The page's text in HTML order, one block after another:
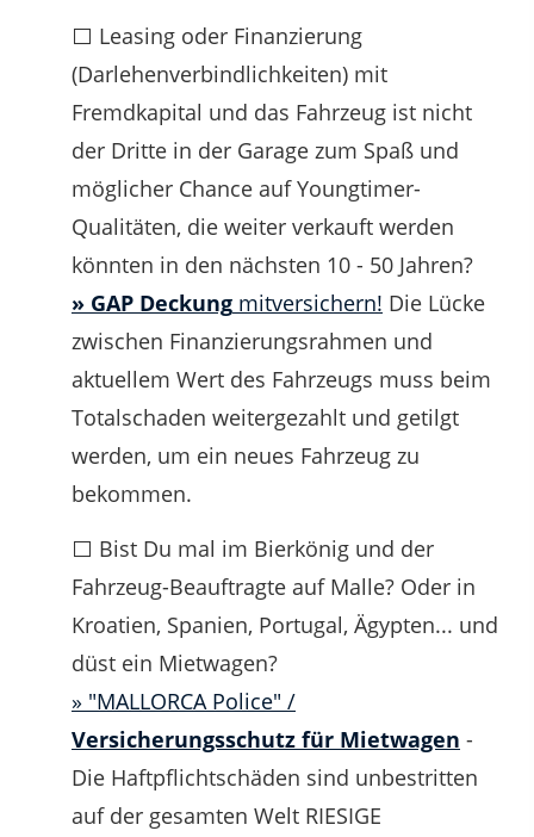
⬜ Leasing oder Finanzierung
(Darlehenverbindlichkeiten) mit
Fremdkapital und das Fahrzeug ist nicht
der Dritte in der Garage zum Spaß und
möglicher Chance auf Youngtimer-
Qualitäten, die weiter verkauft werden
könnten in den nächsten 10 - 50 Jahren?
» GAP Deckung mitversichern! Die Lücke
zwischen Finanzierungsrahmen und
aktuellem Wert des Fahrzeugs muss beim
Totalschaden weitergezahlt und getilgt
werden, um ein neues Fahrzeug zu
bekommen.
⬜ Bist Du mal im Bierkönig und der
Fahrzeug-Beauftragte auf Malle? Oder in
Kroatien, Spanien, Portugal, Ägypten... und
düst ein Mietwagen?
» "MALLORCA Police" /
Versicherungsschutz für Mietwagen -
Die Haftpflichtschäden sind unbestritten
auf der gesamten Welt RIESIGE